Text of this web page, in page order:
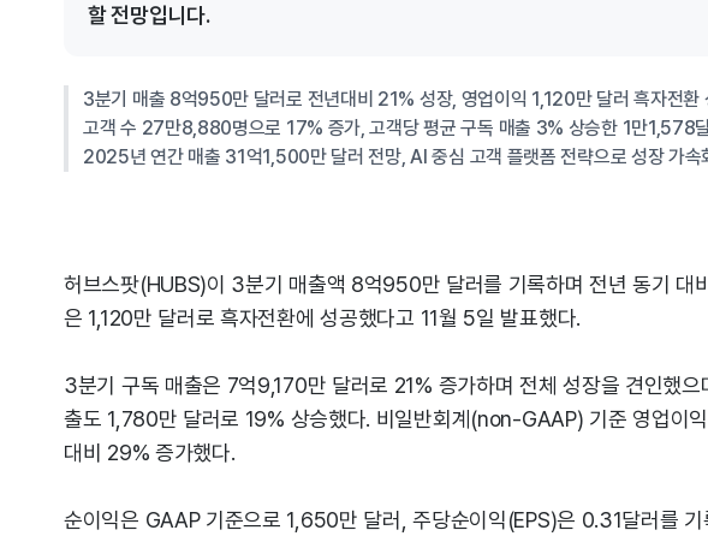
할 전망입니다.
3분기 매출 8억950만 달러로 전년대비 21% 성장, 영업이익 1,120만 달러 흑자전환
고객 수 27만8,880명으로 17% 증가, 고객당 평균 구독 매출 3% 상승한 1만1,578
2025년 연간 매출 31억1,500만 달러 전망, AI 중심 고객 플랫폼 전략으로 성장 가속
허브스팟(HUBS)이 3분기 매출액 8억950만 달러를 기록하며 전년 동기 대
은 1,120만 달러로 흑자전환에 성공했다고 11월 5일 발표했다.
3분기 구독 매출은 7억9,170만 달러로 21% 증가하며 전체 성장을 견인했으
출도 1,780만 달러로 19% 상승했다. 비일반회계(non-GAAP) 기준 영업이
대비 29% 증가했다.
순이익은 GAAP 기준으로 1,650만 달러, 주당순이익(EPS)은 0.31달러를